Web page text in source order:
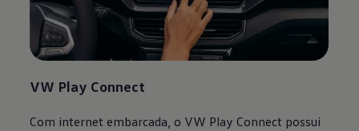
VW Play Connect
Com internet embarcada, o VW Play Connect possui